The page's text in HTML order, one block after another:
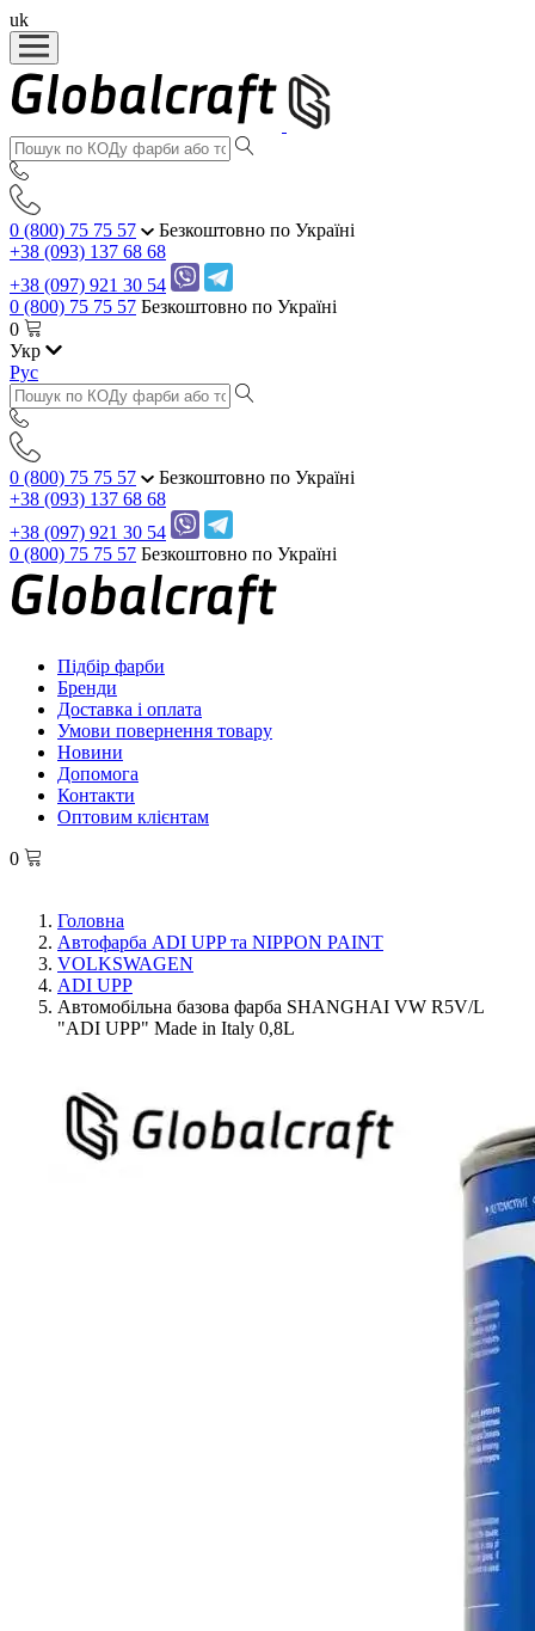
uk
0 (800) 75 75 57
Безкоштовно по Україні
+38 (093) 137 68 68
+38 (097) 921 30 54
0 (800) 75 75 57 Безкоштовно по Україні
0
Укр
Рус
0 (800) 75 75 57
Безкоштовно по Україні
+38 (093) 137 68 68
+38 (097) 921 30 54
0 (800) 75 75 57 Безкоштовно по Україні
Підбір фарби
Бренди
Доставка і оплата
Умови повернення товару
Новини
Допомога
Контакти
Оптовим клієнтам
0
Головна
Автофарба ADI UPP та NIPPON PAINT
VOLKSWAGEN
ADI UPP
Автомобільна базова фарба SHANGHAI VW R5V/L
"ADI UPP" Made in Italy 0,8L